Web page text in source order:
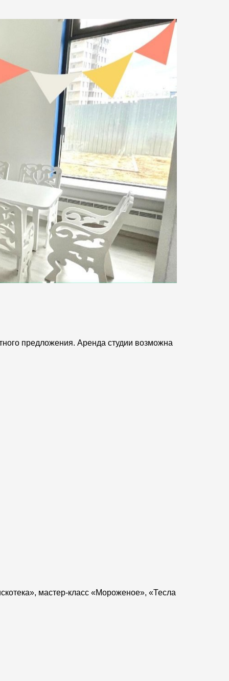
предложения. Аренда студии возможна
мастер-класс «Мороженое», «Тесла